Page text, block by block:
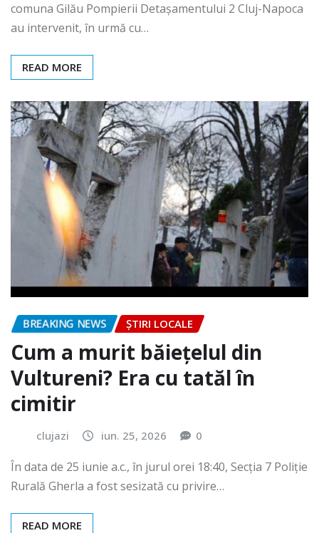
comuna Gilău Pompierii Detașamentului 2 Cluj-Napoca
au intervenit, în urmă cu…
READ MORE
BREAKING NEWS ȘTIRI LOCALE
Cum a murit băiețelul din
Vultureni? Era cu tatăl în
cimitir
clujazi iun. 25, 2026 0
În data de 25 iunie a.c., în jurul orei 18:40, Secția 7 Poliție
Rurală Gherla a fost sesizată cu privire…
READ MORE